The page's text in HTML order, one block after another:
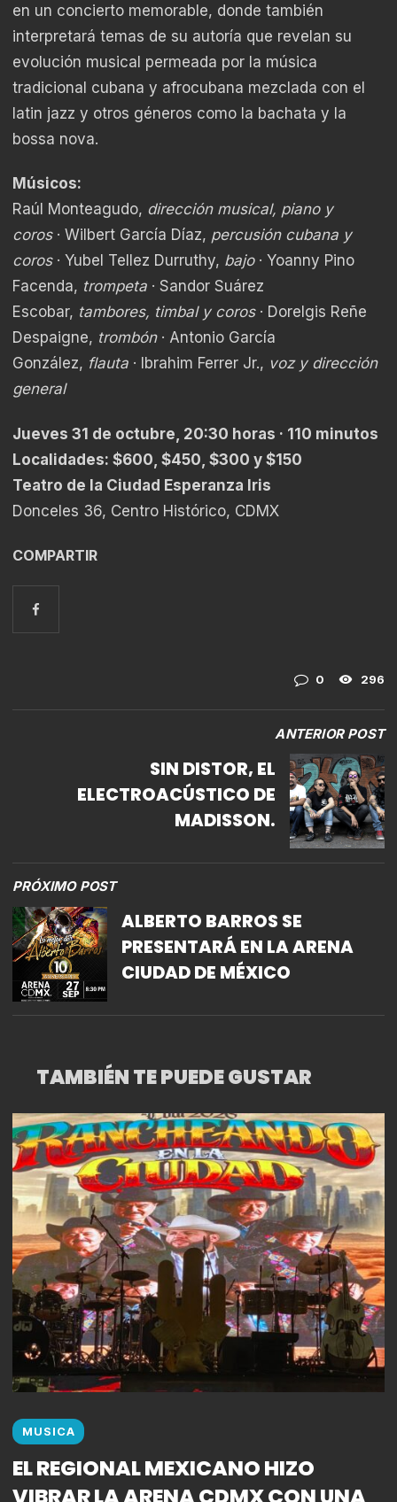
en un concierto memorable, donde también
interpretará temas de su autoría que revelan su
evolución musical permeada por la música
tradicional cubana y afrocubana mezclada con el
latin jazz y otros géneros como la bachata y la
bossa nova.
Músicos:
Raúl Monteagudo, dirección musical, piano y
coros · Wilbert García Díaz, percusión cubana y
coros · Yubel Tellez Durruthy, bajo · Yoanny Pino
Facenda, trompeta · Sandor Suárez
Escobar, tambores, timbal y coros · Dorelgis Reñe
Despaigne, trombón · Antonio García
González, flauta · Ibrahim Ferrer Jr., voz y dirección
general
Jueves 31 de octubre, 20:30 horas · 110 minutos
Localidades: $600, $450, $300 y $150
Teatro de la Ciudad Esperanza Iris
Donceles 36, Centro Histórico, CDMX
COMPARTIR
0 296
ANTERIOR POST
SIN DISTOR, EL
ELECTROACÚSTICO DE
MADISSON.
PRÓXIMO POST
ALBERTO BARROS SE
PRESENTARÁ EN LA ARENA
CIUDAD DE MÉXICO
TAMBIÉN TE PUEDE GUSTAR
MUSICA
EL REGIONAL MEXICANO HIZO